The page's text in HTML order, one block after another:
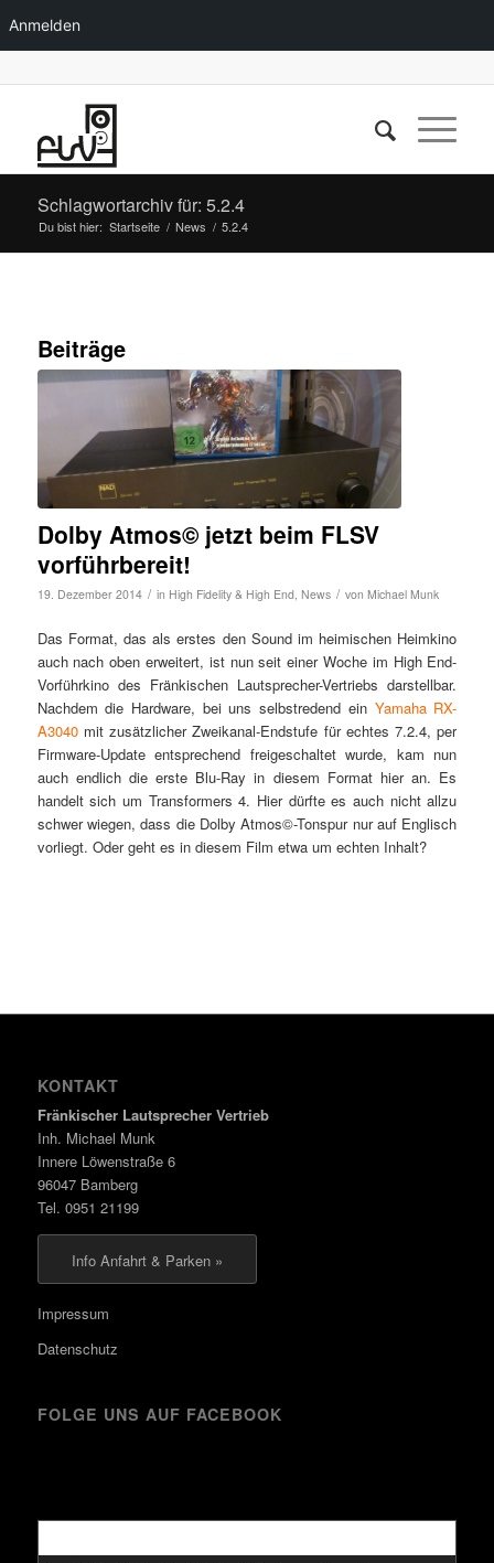
Anmelden
Schlagwortarchiv für: 5.2.4
Du bist hier: Startseite / News / 5.2.4
Beiträge
Dolby Atmos© jetzt beim FLSV
vorführbereit!
19. Dezember 2014 / in High Fidelity & High End, News / von Michael Munk
Das Format, das als erstes den Sound im heimischen Heimkino
auch nach oben erweitert, ist nun seit einer Woche im High End-
Vorführkino des Fränkischen Lautsprecher-Vertriebs darstellbar.
Nachdem die Hardware, bei uns selbstredend ein Yamaha RX-
A3040mit zusätzlicher Zweikanal-Endstufe für echtes 7.2.4, per
Firmware-Update entsprechend freigeschaltet wurde, kam nun
auch endlich die erste Blu-Ray in diesem Format hier an. Es
handelt sich um Transformers 4. Hier dürfte es auch nicht allzu
schwer wiegen, dass die Dolby Atmos©-Tonspur nur auf Englisch
vorliegt. Oder geht es in diesem Film etwa um echten Inhalt?
KONTAKT
Fränkischer Lautsprecher Vertrieb
Inh. Michael Munk
Innere Löwenstraße 6
96047 Bamberg
Tel. 0951 21199
Info Anfahrt & Parken »
Impressum
Datenschutz
FOLGE UNS AUF FACEBOOK